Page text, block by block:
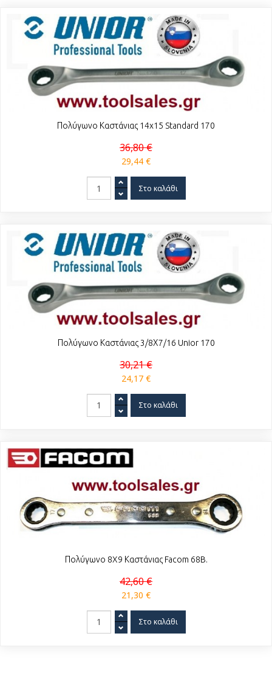
Πολύγωνο Καστάνιας 14x15 Standard 170
36,80 €
29,44 €
Πολύγωνο Καστάνιας 3/8Χ7/16 Unior 170
30,21 €
24,17 €
Πολύγωνο 8X9 Καστάνιας Facom 68B.
42,60 €
21,30 €